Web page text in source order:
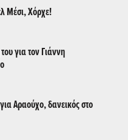
Μέσι, Χόρχε!
για τον Γιάννη
Αραούχο, δανεικός στο